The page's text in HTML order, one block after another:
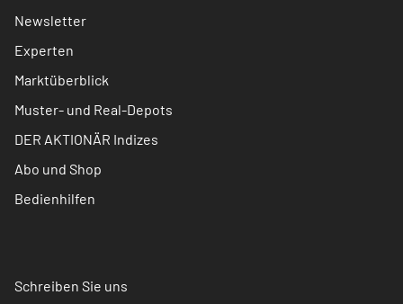
Newsletter
Experten
Marktüberblick
Muster- und Real-Depots
DER AKTIONÄR Indizes
Abo und Shop
Bedienhilfen
Schreiben Sie uns